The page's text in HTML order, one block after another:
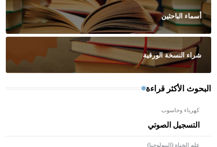
أسماء الباحثين
شراء النسخة الورقية
البحوث الأكثر قراءة
كهرباء وحاسوب
التسجيل الصوتي
علم الحياة (البيولوجيا)